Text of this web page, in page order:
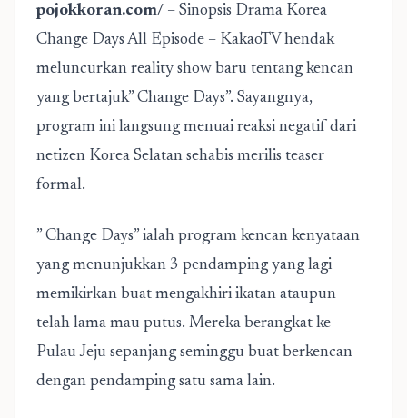
pojokkoran.com/ – Sinopsis Drama Korea
Change Days All Episode – KakaoTV hendak
meluncurkan reality show baru tentang kencan
yang bertajuk” Change Days”. Sayangnya,
program ini langsung menuai reaksi negatif dari
netizen Korea Selatan sehabis merilis teaser
formal.
” Change Days” ialah program kencan kenyataan
yang menunjukkan 3 pendamping yang lagi
memikirkan buat mengakhiri ikatan ataupun
telah lama mau putus. Mereka berangkat ke
Pulau Jeju sepanjang seminggu buat berkencan
dengan pendamping satu sama lain.